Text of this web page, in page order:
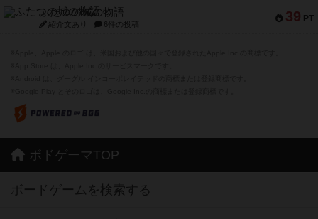
39 PT
ふたつの城の物語
紹介文あり 6件の投稿
ボドゲーマTOP
ボードゲームを検索する